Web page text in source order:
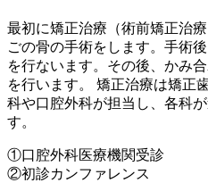
最初に矯正治療（術前矯正治
ごの骨の手術をします。手術
を行ないます。その後、かみ
を行います。 矯正治療は矯正
科や口腔外科が担当し、各科
す。
①口腔外科医療機関受診
②初診カンファレンス